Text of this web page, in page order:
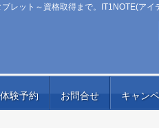
レット～資格取得まで。IT1NOTE(ア
体験予約 お問合せ キャン